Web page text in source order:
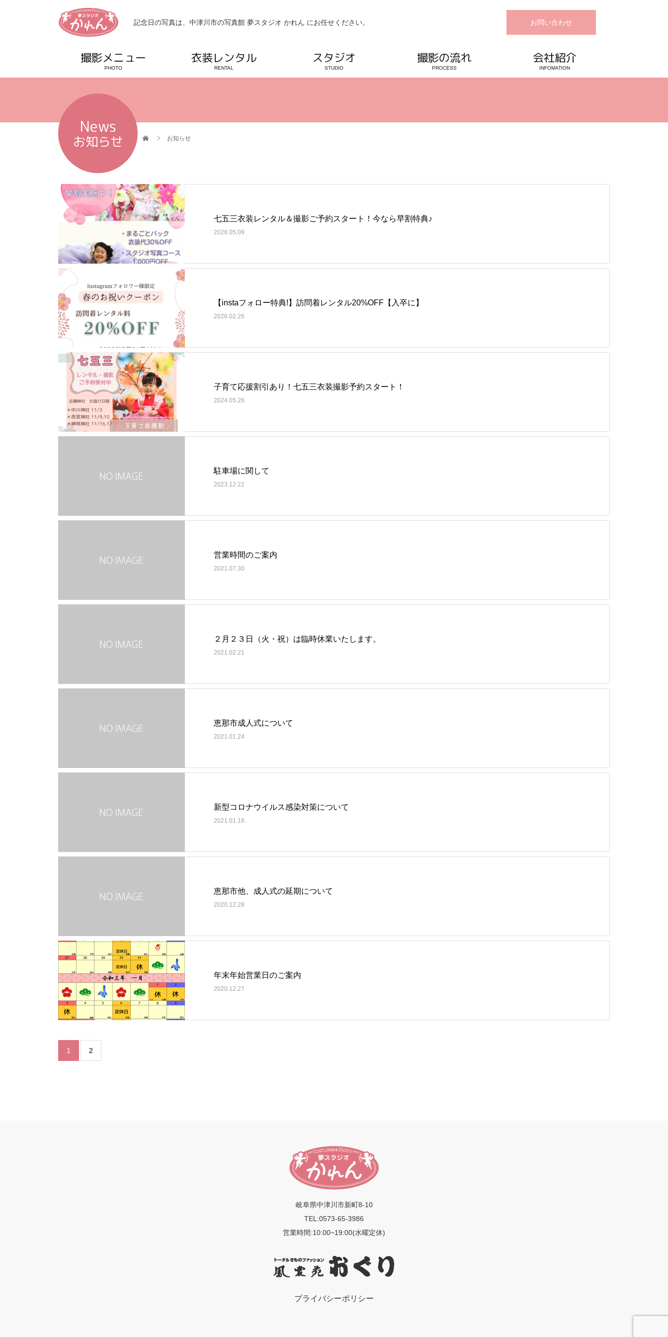
記念日の写真は、中津川市の写真館 夢スタジオ かれん にお任せください。 お問い合わせ
撮影メニュー
PHOTO
衣装レンタル
RENTAL
スタジオ
STUDIO
撮影の流れ
PROCESS
会社紹介
INFOMATION
News
お知らせ お知らせ
七五三衣装レンタル＆撮影ご予約スタート！今なら早割特典♪
2026.05.09
【instaフォロー特典!】訪問着レンタル20%OFF【入卒に】
2026.02.26
子育て応援割引あり！七五三衣装撮影予約スタート！
2024.05.26
駐車場に関して
2023.12.22
営業時間のご案内
2021.07.30
２月２３日（火・祝）は臨時休業いたします。
2021.02.21
恵那市成人式について
2021.01.24
新型コロナウイルス感染対策について
2021.01.16
恵那市他、成人式の延期について
2020.12.28
年末年始営業日のご案内
2020.12.27
1 2
岐阜県中津川市新町8-10
TEL:0573-65-3986
営業時間:10:00~19:00(水曜定休)
プライバシーポリシー